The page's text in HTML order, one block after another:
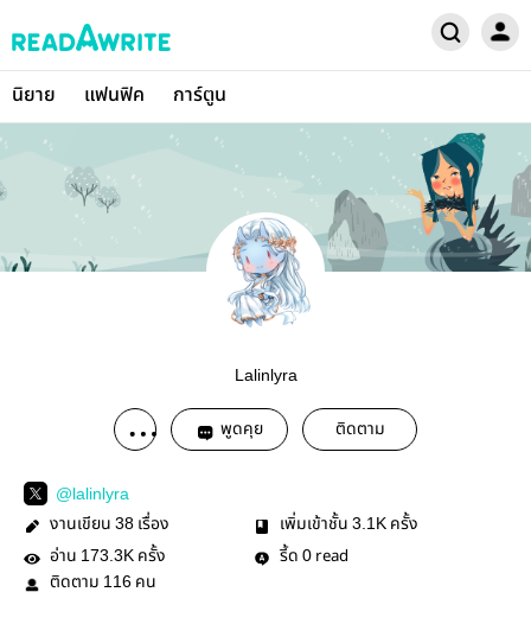
นิยาย แฟนฟิค การ์ตูน
Lalinlyra
พูดคุย ติดตาม
@lalinlyra
งานเขียน 38 เรื่อง เพิ่มเข้าชั้น 3.1K ครั้ง
อ่าน 173.3K ครั้ง รี้ด 0 read
ติดตาม 116 คน